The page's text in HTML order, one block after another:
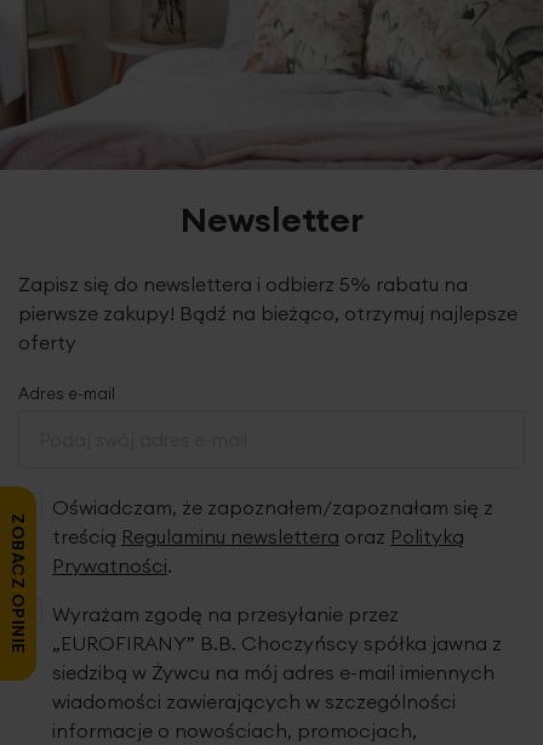
Newsletter
Zapisz się do newslettera i odbierz 5% rabatu na
pierwsze zakupy! Bądź na bieżąco, otrzymuj najlepsze
oferty
Adres e-mail
Oświadczam, że zapoznałem/zapoznałam się z
treścią Regulaminu newslettera oraz Polityką
Prywatności.
Wyrażam zgodę na przesyłanie przez
„EUROFIRANY” B.B. Choczyńscy spółka jawna z
siedzibą w Żywcu na mój adres e-mail imiennych
wiadomości zawierających w szczególności
informacje o nowościach, promocjach,
ZOBACZ OPINIE